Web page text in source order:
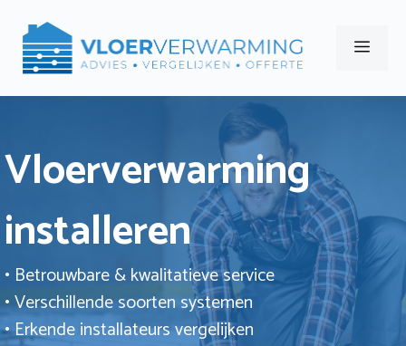
naar
Menu
Vloerverwarming
installeren
• Betrouwbare & kwalitatieve service
• Verschillende soorten systemen
• Erkende installateurs vergelijken